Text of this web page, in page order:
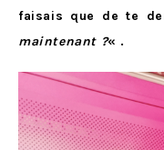
faisais que de te
maintenant ?« .